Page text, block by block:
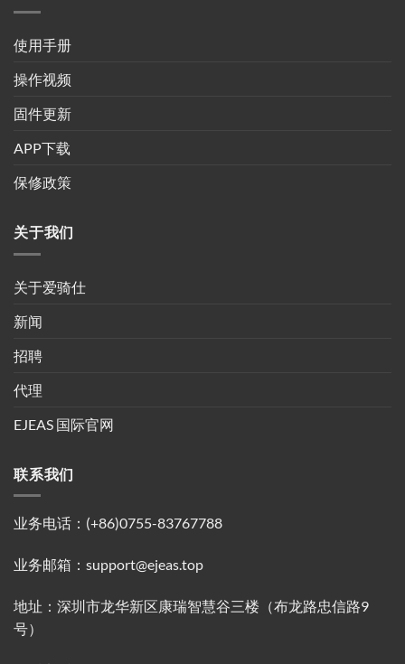
使用手册
操作视频
固件更新
APP下载
保修政策
关于我们
关于爱骑仕
新闻
招聘
代理
EJEAS 国际官网
联系我们
业务电话：(+86)0755-83767788
业务邮箱：support@ejeas.top
地址：深圳市龙华新区康瑞智慧谷三楼（布龙路忠信路9
号）